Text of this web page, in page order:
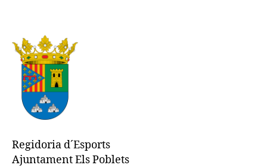
Regidoria d´Esports
Ajuntament Els Poblets